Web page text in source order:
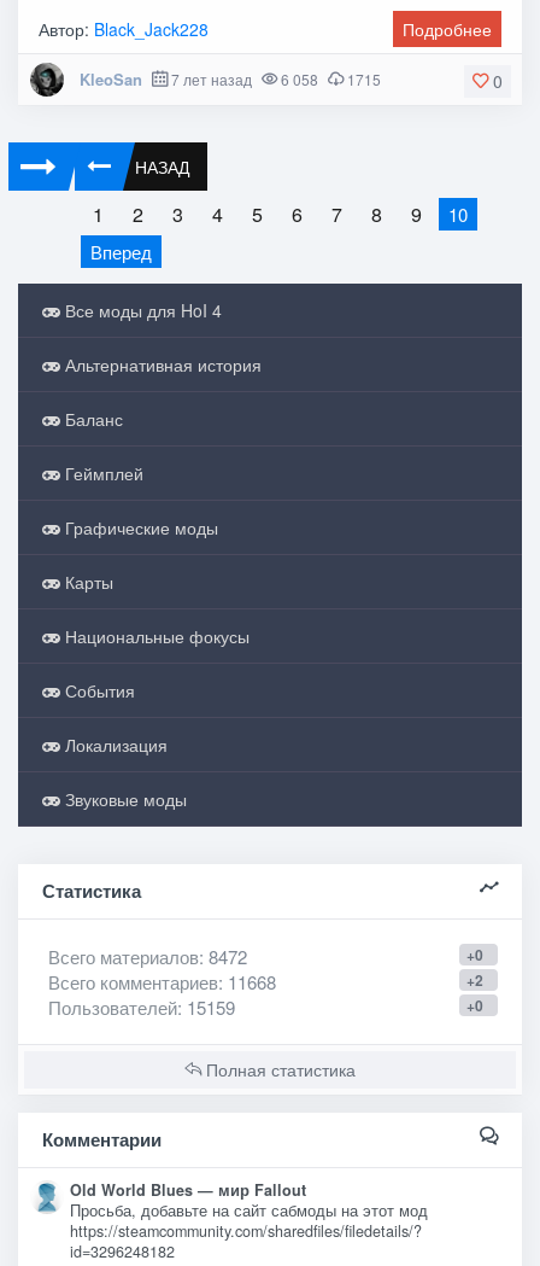
Автор: Black_Jack228 Подробнее
0
KleoSan 7 лет назад 6 058 1715
НАЗАД
1 2 3 4 5 6 7 8 9
10
Вперед
Все моды для HoI 4
Альтернативная история
Баланс
Геймплей
Графические моды
Карты
Национальные фокусы
События
Локализация
Звуковые моды
Статистика
+0
Всего материалов: 8472
+2
Всего комментариев: 11668
+0
Пользователей: 15159
Полная статистика
Комментарии
Old World Blues — мир Fallout
Просьба, добавьте на сайт сабмоды на этот мод
https://steamcommunity.com/sharedfiles/filedetails/?
id=3296248182